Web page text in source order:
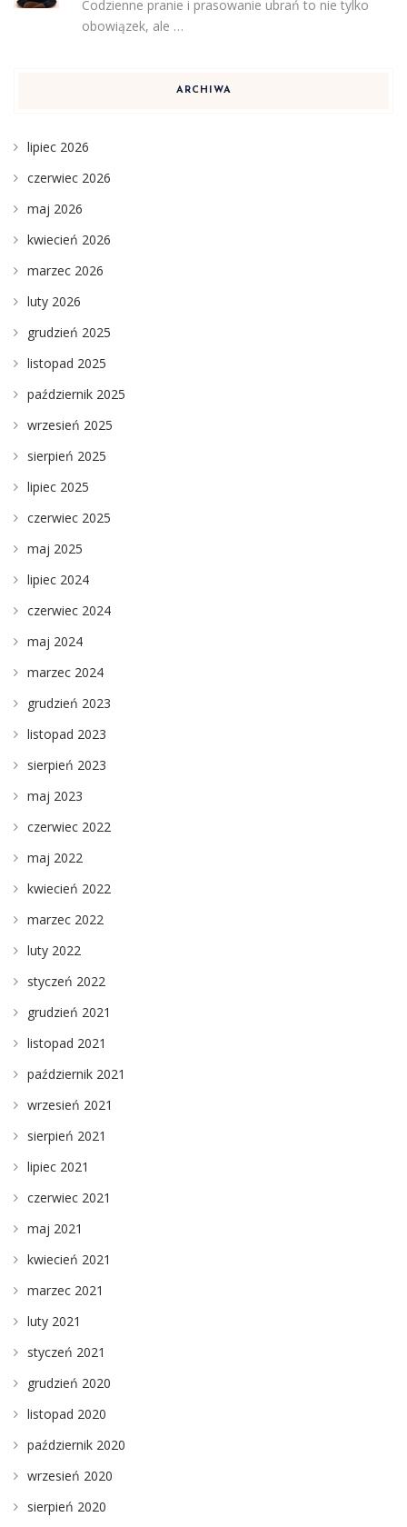
Codzienne pranie i prasowanie ubrań to nie tylko
obowiązek, ale …
ARCHIWA
lipiec 2026
czerwiec 2026
maj 2026
kwiecień 2026
marzec 2026
luty 2026
grudzień 2025
listopad 2025
październik 2025
wrzesień 2025
sierpień 2025
lipiec 2025
czerwiec 2025
maj 2025
lipiec 2024
czerwiec 2024
maj 2024
marzec 2024
grudzień 2023
listopad 2023
sierpień 2023
maj 2023
czerwiec 2022
maj 2022
kwiecień 2022
marzec 2022
luty 2022
styczeń 2022
grudzień 2021
listopad 2021
październik 2021
wrzesień 2021
sierpień 2021
lipiec 2021
czerwiec 2021
maj 2021
kwiecień 2021
marzec 2021
luty 2021
styczeń 2021
grudzień 2020
listopad 2020
październik 2020
wrzesień 2020
sierpień 2020